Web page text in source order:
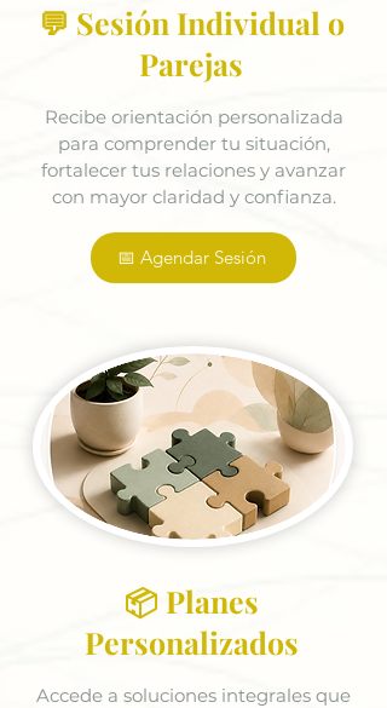
💬 Sesión Individual o
Parejas
Recibe orientación personalizada
para comprender tu situación,
fortalecer tus relaciones y avanzar
con mayor claridad y confianza.
📅 Agendar Sesión
📦 Planes
Personalizados
Accede a soluciones integrales que